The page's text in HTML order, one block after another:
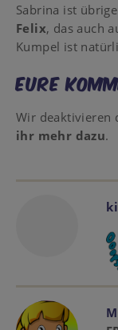
Sabrina ist
Felix, das auch
Kumpel ist
Eure
Wir deaktivieren
ihr mehr dazu.